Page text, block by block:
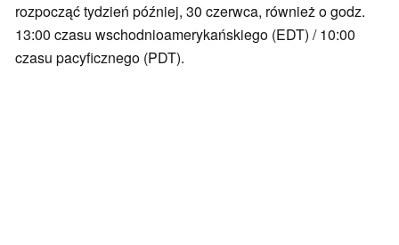
rozpocząć tydzień później, 30 czerwca, również o godz.
13:00 czasu wschodnioamerykańskiego (EDT) / 10:00
czasu pacyficznego (PDT).